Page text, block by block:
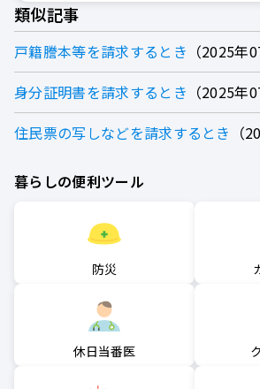
類似記事
戸籍謄本等を請求するとき
2025年
身分証明書を請求するとき
2025年
住民票の写しなどを請求するとき
暮らしの便利ツール
防災
休日当番医